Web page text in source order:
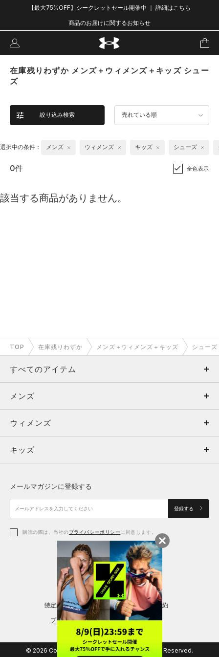
【最大75%OFF】シークレットセール開催中 ｜ 詳細はこちら
商品のお届けに関するお知らせ
在庫残りわずか メンズ＋ウィメンズ＋キッズ シュー
ズ
絞り込み検索 売れている順
選択中の条件： メンズ ウィメンズ キッズ シューズ
0件 全色表示
該当する商品がありません。
TOP 在庫残りわずか メンズ＋ウィメンズ＋キッズ シューズ
すべてのアイテム
メンズ
ウィメンズ
キッズ
アクセサリー
メンズ
トップス
ボトムス
アクセサリー
ウィメンズ
トップス
シューズ
アクセサリー
レギンス＆タイツ
キッズ
シューズ
メールマガジンに登録する
登録する
購読の際は、当社のプライバシーポリシーに同意します。
特定商取引法に基づく通販の表記 会員規約
プライバシーポリシー
© 2026 Copyright DOME Corporation. All Rights Reserved.